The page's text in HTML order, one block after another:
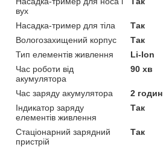
вух
Насадка-тример для тіла
Так
Вологозахищений корпус
Так
Тип елементів живлення
Li-Ion
Час роботи від
акумулятора
90 хв
Час заряду акумулятора
2 годин
Індикатор заряду
елементів живлення
Так
Стаціонарний зарядний
пристрій
Так